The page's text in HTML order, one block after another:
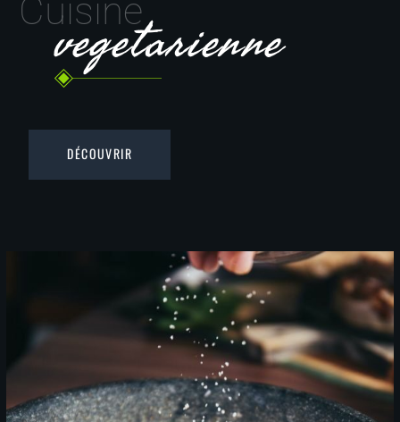
Cuisine
vegetarienne
DÉCOUVRIR